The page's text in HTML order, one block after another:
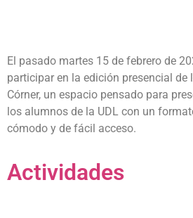
El pasado martes 15 de febrero de
participar en la edición presencial de
Córner, un espacio pensado para
los alumnos de la UDL con un
cómodo y de fácil acceso.
Actividades